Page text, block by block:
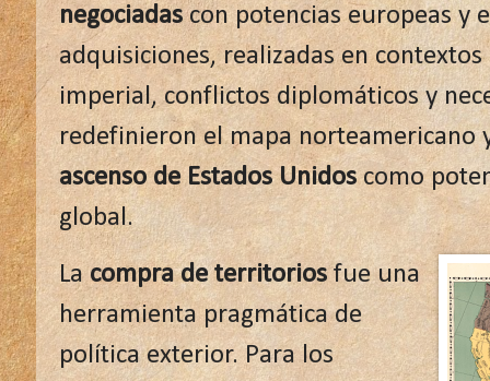
negociadascon potencias europeas y
adquisiciones, realizadas en
imperial, conflictos diplomáticos y
redefinieron el mapa norteamericano
ascenso de Estados Unidoscomo
global.
Lacompra de territoriosfue una
herramienta pragmática de
política exterior. Para los